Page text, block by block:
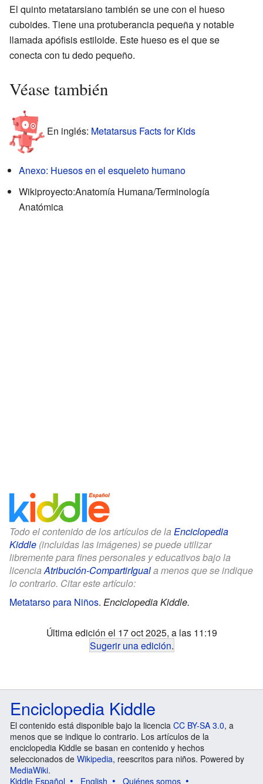
El quinto metatarsiano también se une con el hueso
cuboides. Tiene una protuberancia pequeña y notable
llamada apófisis estiloide. Este hueso es el que se
conecta con tu dedo pequeño.
Véase también
En inglés: Metatarsus Facts for Kids
Anexo: Huesos en el esqueleto humano
Wikiproyecto:Anatomía Humana/Terminología
Anatómica
Todo el contenido de los artículos de la Enciclopedia
Kiddle (incluidas las imágenes) se puede utilizar
libremente para fines personales y educativos bajo la
licenciaAtribución-CompartirIguala menos que se indique
lo contrario. Citar este artículo:
Metatarso para Niños. Enciclopedia Kiddle.
Última edición el 17 oct 2025, a las 11:19
Sugerir una edición.
Enciclopedia Kiddle
El contenido está disponible bajo la licencia CC BY-SA 3.0, a
menos que se indique lo contrario. Los artículos de la
enciclopedia Kiddle se basan en contenido y hechos
seleccionados de Wikipedia, reescritos para niños. Powered by
MediaWiki.
Kiddle Español
English Quiénes somos